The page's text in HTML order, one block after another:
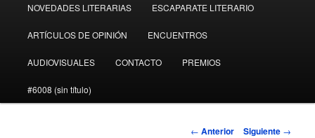
NOVEDADES LITERARIAS ESCAPARATE LITERARIO
ARTÍCULOS DE OPINIÓN ENCUENTROS
AUDIOVISUALES CONTACTO PREMIOS
#6008 (sin título)
Navegación
← Anterior Siguiente →